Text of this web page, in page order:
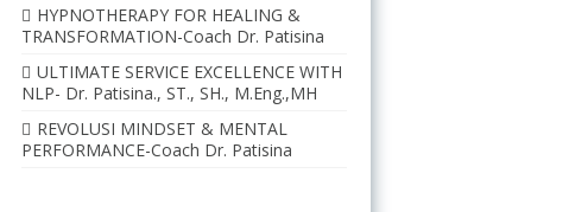
HYPNOTHERAPY FOR HEALING &
TRANSFORMATION-Coach Dr. Patisina
ULTIMATE SERVICE EXCELLENCE WITH
NLP- Dr. Patisina., ST., SH., M.Eng.,MH
REVOLUSI MINDSET & MENTAL
PERFORMANCE-Coach Dr. Patisina